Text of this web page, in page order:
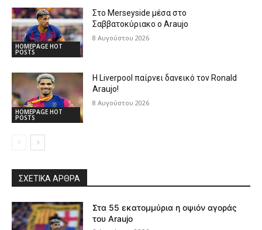
HOMEPAGE HOT
POSTS
Στο Merseyside μέσα στο
Σαββατοκύριακο ο Araujo
8 Αυγούστου 2026
HOMEPAGE HOT
POSTS
Η Liverpool παίρνει δανεικό τον Ronald
Araujo!
8 Αυγούστου 2026
ΣΧΕΤΙΚΆ ΆΡΘΡΑ
Στα 55 εκατομμύρια η οψιόν αγοράς
του Araujo